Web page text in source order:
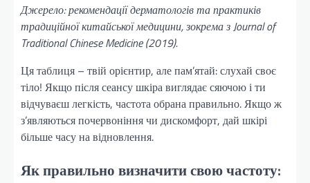
Джерело: рекомендації дерматологів та практиків
традиційної китайської медицини, зокрема з Journal of
Traditional Chinese Medicine (2019).
Ця таблиця – твій орієнтир, але пам’ятай: слухай своє
тіло! Якщо після сеансу шкіра виглядає сяючою і ти
відчуваєш легкість, частота обрана правильно. Якщо ж
з’являються почервоніння чи дискомфорт, дай шкірі
більше часу на відновлення.
Як правильно визначити свою частоту: